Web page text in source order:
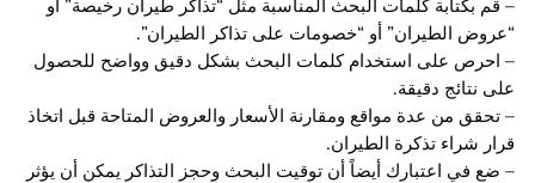
– قم بكتابة كلمات البحث المناسبة مثل “تذاكر طيران رخيصة” أو
“عروض الطيران” أو “خصومات على تذاكر الطيران”.
– احرص على استخدام كلمات البحث بشكل دقيق وواضح للحصول
على نتائج دقيقة.
– تحقق من عدة مواقع ومقارنة الأسعار والعروض المتاحة قبل اتخاذ
قرار شراء تذكرة الطيران.
– ضع في اعتبارك أيضاً أن توقيت البحث وحجز التذاكر يمكن أن يؤثر